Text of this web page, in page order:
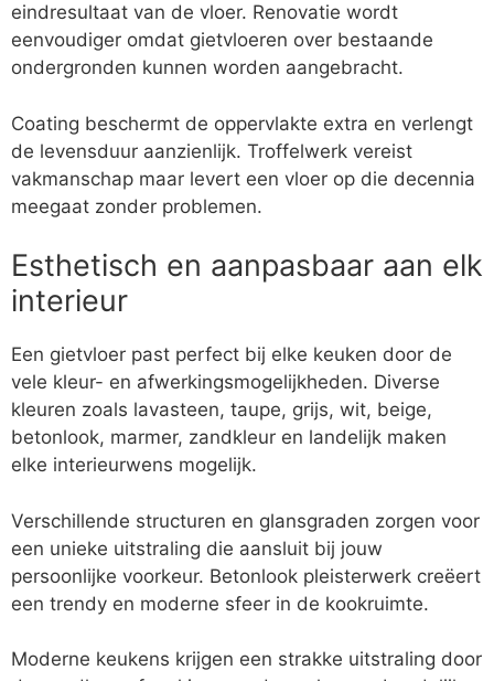
eindresultaat van de vloer. Renovatie wordt
eenvoudiger omdat gietvloeren over bestaande
ondergronden kunnen worden aangebracht.
Coating beschermt de oppervlakte extra en verlengt
de levensduur aanzienlijk. Troffelwerk vereist
vakmanschap maar levert een vloer op die decennia
meegaat zonder problemen.
Esthetisch en aanpasbaar aan elk
interieur
Een gietvloer past perfect bij elke keuken door de
vele kleur- en afwerkingsmogelijkheden. Diverse
kleuren zoals lavasteen, taupe, grijs, wit, beige,
betonlook, marmer, zandkleur en landelijk maken
elke interieurwens mogelijk.
Verschillende structuren en glansgraden zorgen voor
een unieke uitstraling die aansluit bij jouw
persoonlijke voorkeur. Betonlook pleisterwerk creëert
een trendy en moderne sfeer in de kookruimte.
Moderne keukens krijgen een strakke uitstraling door